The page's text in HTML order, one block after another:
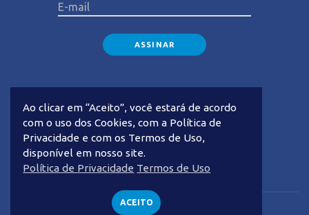
Privacidade Termos de Uso
Ao clicar em “Aceito”, você estará de acordo
com o uso dos Cookies, com a Política de
Privacidade e com os Termos de Uso,
disponível em nosso site.
Política de Privacidade Termos de Uso
ACEITO